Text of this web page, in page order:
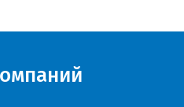
мероприятий, в том числе
местных жителей, которые
Полицейские установили